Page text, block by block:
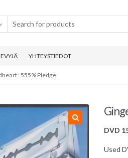
YHTEYSTIEDOT
: 555% Pledge
DVD
Used